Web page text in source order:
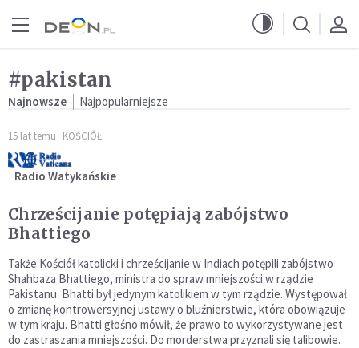
#pakistan
Najnowsze Najpopularniejsze
15 lat temu KOŚCIÓŁ
Radio Watykańskie
Chrześcijanie potępiają zabójstwo
Bhattiego
Także Kościół katolicki i chrześcijanie w Indiach potępili zabójstwo
Shahbaza Bhattiego, ministra do spraw mniejszości w rządzie
Pakistanu. Bhatti był jedynym katolikiem w tym rządzie. Występował
o zmianę kontrowersyjnej ustawy o bluźnierstwie, która obowiązuje
w tym kraju. Bhatti głośno mówił, że prawo to wykorzystywane jest
do zastraszania mniejszości. Do morderstwa przyznali się talibowie.